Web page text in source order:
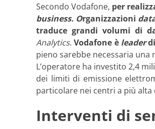
Secondo Vodafone, per
business. Organizzazioni
traduce grandi volumi di
Analytics.Vodafone è leader
pieno sarebbe necessaria
L’operatore ha investito 2,4
dei limiti di emissione
particolare nei centri a più
Interventi di